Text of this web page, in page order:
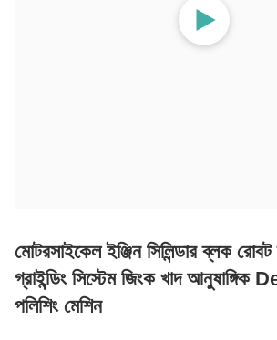
মোটরসাইকেল ইঞ্জিন সিলিন্ডার ব্লক রোবট
গ্রাইন্ডিং সিস্টেম জিংক খাদ
পলিশিং মেশিন